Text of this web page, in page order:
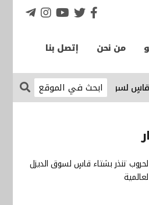
من نحن إتصل بنا
الديزل العالمية الإقتصاد نيوز
تنذر بشتاء قاسٍ لسوق الديزل